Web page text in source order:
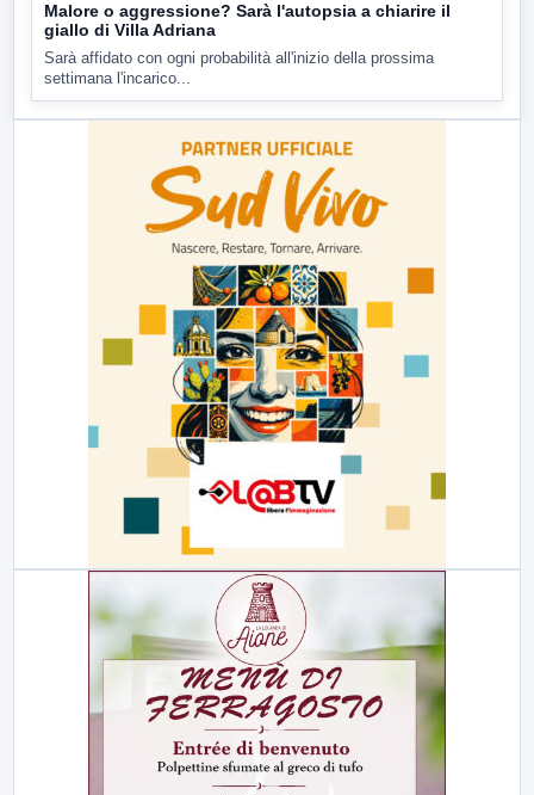
Malore o aggressione? Sarà l'autopsia a chiarire il
giallo di Villa Adriana
Sarà affidato con ogni probabilità all'inizio della prossima
settimana l'incarico...